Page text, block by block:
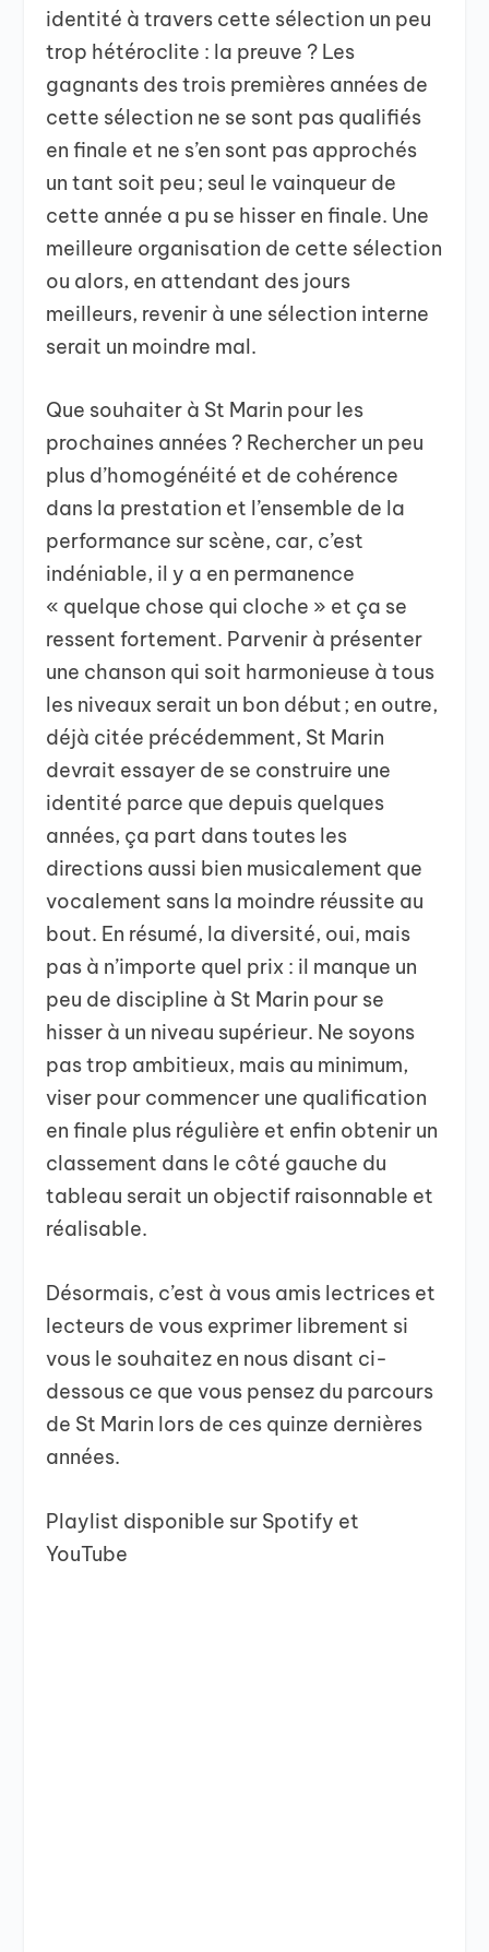
identité à travers cette sélection un peu
trop hétéroclite : la preuve ? Les
gagnants des trois premières années de
cette sélection ne se sont pas qualifiés
en finale et ne s’en sont pas approchés
un tant soit peu ; seul le vainqueur de
cette année a pu se hisser en finale. Une
meilleure organisation de cette sélection
ou alors, en attendant des jours
meilleurs, revenir à une sélection interne
serait un moindre mal.
Que souhaiter à St Marin pour les
prochaines années ? Rechercher un peu
plus d’homogénéité et de cohérence
dans la prestation et l’ensemble de la
performance sur scène, car, c’est
indéniable, il y a en permanence
« quelque chose qui cloche » et ça se
ressent fortement. Parvenir à présenter
une chanson qui soit harmonieuse à tous
les niveaux serait un bon début ; en outre,
déjà citée précédemment, St Marin
devrait essayer de se construire une
identité parce que depuis quelques
années, ça part dans toutes les
directions aussi bien musicalement que
vocalement sans la moindre réussite au
bout. En résumé, la diversité, oui, mais
pas à n’importe quel prix : il manque un
peu de discipline à St Marin pour se
hisser à un niveau supérieur. Ne soyons
pas trop ambitieux, mais au minimum,
viser pour commencer une qualification
en finale plus régulière et enfin obtenir un
classement dans le côté gauche du
tableau serait un objectif raisonnable et
réalisable.
Désormais, c’est à vous amis lectrices et
lecteurs de vous exprimer librement si
vous le souhaitez en nous disant ci-
dessous ce que vous pensez du parcours
de St Marin lors de ces quinze dernières
années.
Playlist disponible sur Spotify et
YouTube